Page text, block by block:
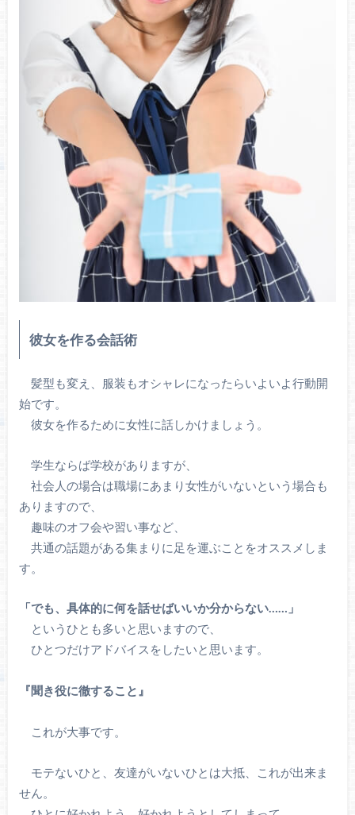
彼女を作る会話術
髪型も変え、服装もオシャレになったらいよいよ行動開
始です。
彼女を作るために女性に話しかけましょう。
学生ならば学校がありますが、
社会人の場合は職場にあまり女性がいないという場合も
ありますので、
趣味のオフ会や習い事など、
共通の話題がある集まりに足を運ぶことをオススメしま
す。
「でも、具体的に何を話せばいいか分からない……」
というひとも多いと思いますので、
ひとつだけアドバイスをしたいと思います。
『聞き役に徹すること』
これが大事です。
モテないひと、友達がいないひとは大抵、これが出来ま
せん。